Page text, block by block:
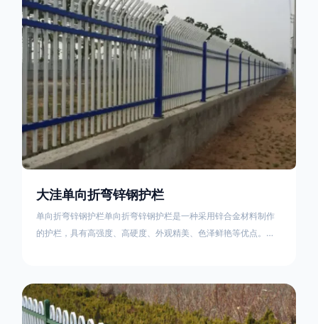
大洼单向折弯锌钢护栏
单向折弯锌钢护栏单向折弯锌钢护栏是一种采用锌合金材料制作
的护栏，具有高强度、高硬度、外观精美、色泽鲜艳等优点。该
再加上防盗垫圈，这样能够避免护栏被人轻易拆卸；适合于大批
量生产，能够很好的与自然相融合。单向折弯锌钢护栏可以用于
住宅小区、工厂院校、道路交通等场所。该产品具有高强度、高